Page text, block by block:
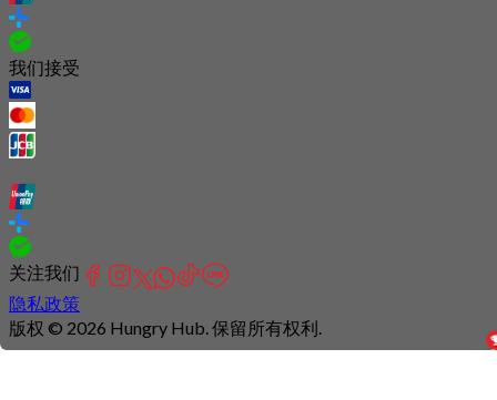
我们接受
关注我们
隐私政策
版权 © 2026 Hungry Hub. 保留所有权利.
Connection